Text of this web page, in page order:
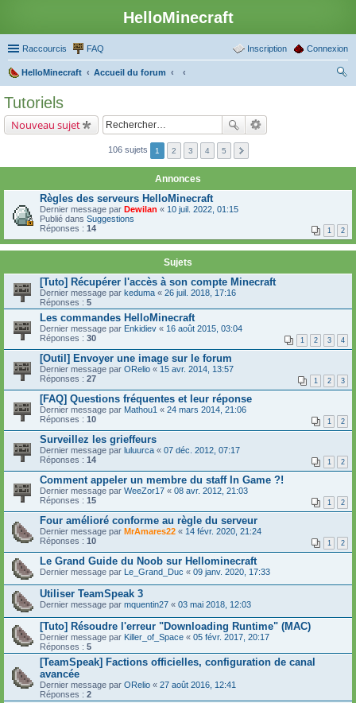
HelloMinecraft
Raccourcis FAQ Connexion
Inscription
HelloMinecraft
Accueil du forum
Tutoriels
Nouveau sujet
106 sujets 1 2 3 4 5
Annonces
Règles des serveurs HelloMinecraft
Dernier message par Dewilan « 10 juil. 2022, 01:15
Publié dans Suggestions
Réponses : 14 1 2
Sujets
[Tuto] Récupérer l'accès à son compte Minecraft
Dernier message par keduma « 26 juil. 2018, 17:16
Réponses : 5
Les commandes HelloMinecraft
Dernier message par Enkidiev « 16 août 2015, 03:04
Réponses : 30 1 2 3 4
[Outil] Envoyer une image sur le forum
Dernier message par ORelio « 15 avr. 2014, 13:57
Réponses : 27 1 2 3
[FAQ] Questions fréquentes et leur réponse
Dernier message par Mathou1 « 24 mars 2014, 21:06
Réponses : 10 1 2
Surveillez les grieffeurs
Dernier message par luluurca « 07 déc. 2012, 07:17
Réponses : 14 1 2
Comment appeler un membre du staff In Game ?!
Dernier message par WeeZor17 « 08 avr. 2012, 21:03
Réponses : 15 1 2
Four amélioré conforme au règle du serveur
Dernier message par MrAmares22 « 14 févr. 2020, 21:24
Réponses : 10 1 2
Le Grand Guide du Noob sur Hellominecraft
Dernier message par Le_Grand_Duc « 09 janv. 2020, 17:33
Utiliser TeamSpeak 3
Dernier message par mquentin27 « 03 mai 2018, 12:03
[Tuto] Résoudre l'erreur "Downloading Runtime" (MAC)
Dernier message par Killer_of_Space « 05 févr. 2017, 20:17
Réponses : 5
[TeamSpeak] Factions officielles, configuration de canal
avancée
Dernier message par ORelio « 27 août 2016, 12:41
Réponses : 2